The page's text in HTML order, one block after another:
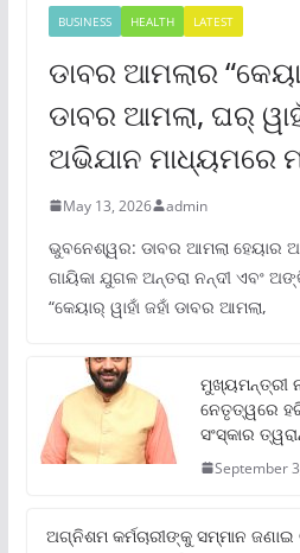
BUSINESS HEALTH LATEST
ଡାବର ଆମଲାର
ଡାବର ଆମଲା, ଘର୍
ଅଭିଯାନ ମାଧ୍ୟମରେ
May 13, 2026 admin
ଭୁବନେଶ୍ୱର: ଡାବର ଆମଲା
ଗାୟିକା ଯୁଗଳ ଅନ୍ତରା ନନ୍ଦୀ ଏବଂ
“କେୟାର୍ ୱାହାଁ ଜହାଁ ଡାବର ଆମଲା,
ମୁଖ୍ୟମନ୍ତ୍ରୀ
ନେତୃତ୍ୱରେ
ସଂସ୍କାର
September
ଅଗ୍ନିଶମ କର୍ମଚାରୀଙ୍କୁ ସମ୍ମାନ